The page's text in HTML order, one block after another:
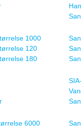
1000
120
180
6000